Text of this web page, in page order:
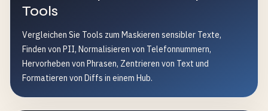
Tools
Vergleichen Sie Tools zum Maskieren sensibler Texte,
Finden von PII, Normalisieren von Telefonnummern,
Hervorheben von Phrasen, Zentrieren von Text und
Formatieren von Diffs in einem Hub.